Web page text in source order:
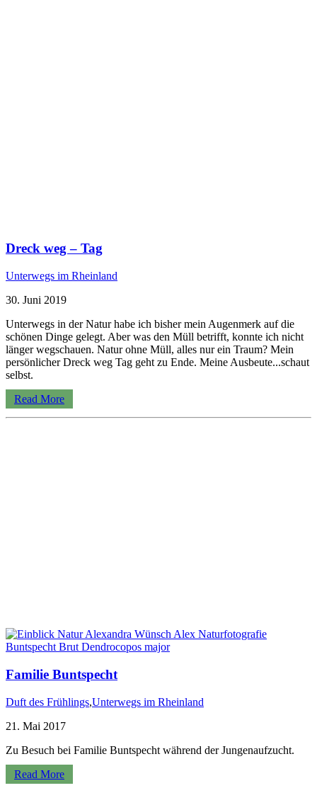
Dreck weg – Tag
Unterwegs im Rheinland
30. Juni 2019
Unterwegs in der Natur habe ich bisher mein Augenmerk auf die
schönen Dinge gelegt. Aber was den Müll betrifft, konnte ich nicht
länger wegschauen. Natur ohne Müll, alles nur ein Traum? Mein
persönlicher Dreck weg Tag geht zu Ende. Meine Ausbeute...schaut
selbst.
Read More
Familie Buntspecht
Duft des Frühlings,Unterwegs im Rheinland
21. Mai 2017
Zu Besuch bei Familie Buntspecht während der Jungenaufzucht.
Read More